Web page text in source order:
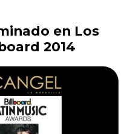
en Los
2014